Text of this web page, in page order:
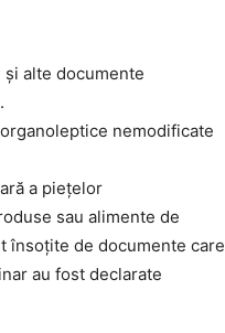
alte documente
nemodificate
a piețelor
sau alimente de
însoțite de documente care
au fost declarate